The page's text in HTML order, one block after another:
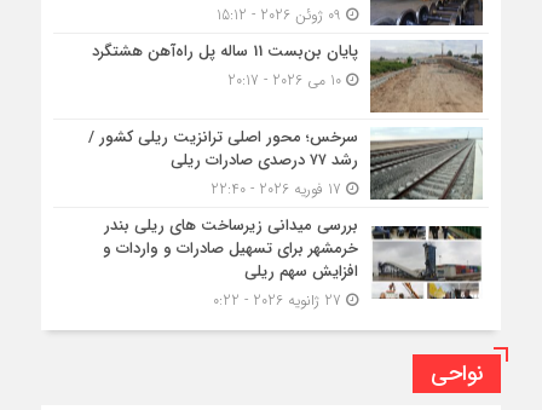
پایان بن‌بست 11 ساله پل راه‌آهن هشتگرد
10 می 2026 - 20:17
سرخس؛ محور اصلی ترانزیت ریلی کشور /
رشد ۷۷ درصدی صادرات ریلی
بررسی میدانی زیرساخت های ریلی بندر
خرمشهر برای تسهیل صادرات و واردات و
افزایش سهم ریلی
نواحی